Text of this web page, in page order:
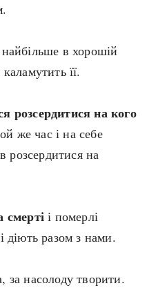
Нові статті
Всі статті
#Хештеги
в хорошій
її.
розсердитися на кого
же час і на себе
розсердитися на
смерті і померлі
діють разом з нами.
за насолоду творити.